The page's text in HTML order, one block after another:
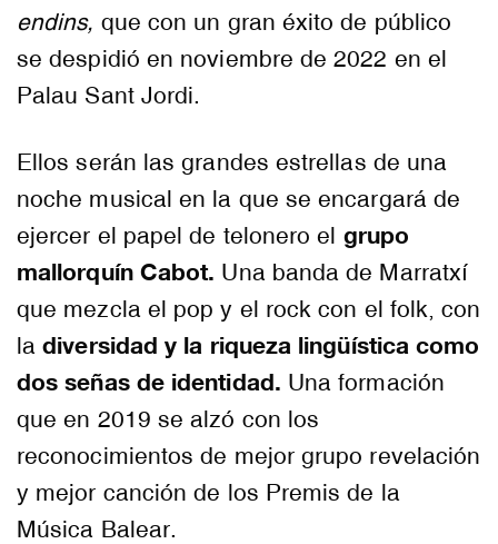
endins, que con un gran éxito de público
se despidió en noviembre de 2022 en el
Palau Sant Jordi.
Ellos serán las grandes estrellas de una
noche musical en la que se encargará de
ejercer el papel de telonero el grupo
mallorquín Cabot. Una banda de Marratxí
que mezcla el pop y el rock con el folk, con
ladiversidad y la riqueza lingüística como
dos señas de identidad. Una formación
que en 2019 se alzó con los
reconocimientos de mejor grupo revelación
y mejor canción de los Premis de la
Música Balear.